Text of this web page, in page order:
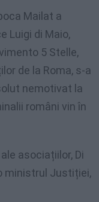
Mailat a
Luigi di Maio,
5 Stelle,
de la Roma, s-a
nemotivat la
români vin în
asociațiilor, Di
ministrul Justiției,